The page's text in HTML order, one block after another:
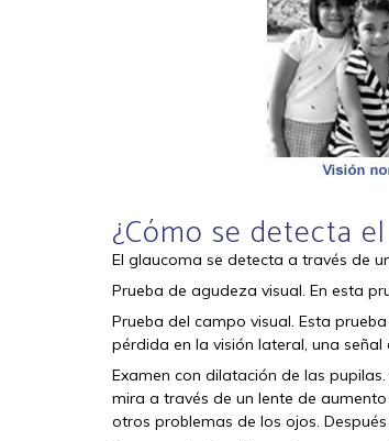
¿Cómo se detecta
El glaucoma se detecta a través de
Prueba de agudeza visual. En esta
Prueba del campo visual. Esta
pérdida en la visión lateral, una señal
Examen con dilatación de las
mira a través de un lente de
otros problemas de los ojos.